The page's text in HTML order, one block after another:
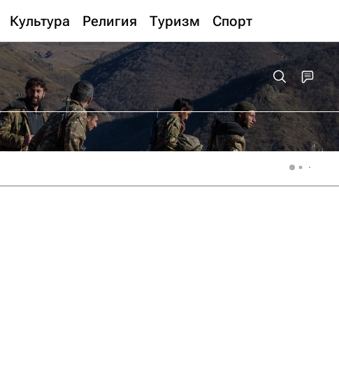
Культура Религия Туризм Спорт